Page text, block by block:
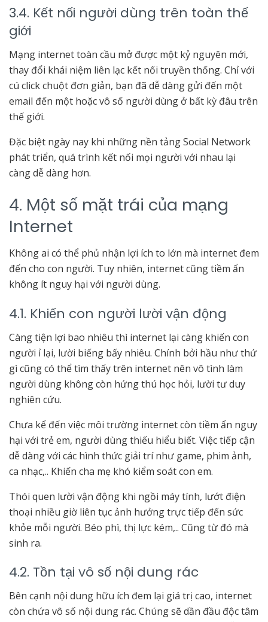
3.4. Kết nối người dùng trên toàn thế
giới
Mạng internet toàn cầu mở được một kỷ nguyên mới,
thay đổi khái niệm liên lạc kết nối truyền thống. Chỉ với
cú click chuột đơn giản, bạn đã dễ dàng gửi đến một
email đến một hoặc vô số người dùng ở bất kỳ đâu trên
thế giới.
Đặc biệt ngày nay khi những nền tảng Social Network
phát triển, quá trình kết nối mọi người với nhau lại
càng dễ dàng hơn.
4. Một số mặt trái của mạng
Internet
Không ai có thể phủ nhận lợi ích to lớn mà internet đem
đến cho con người. Tuy nhiên, internet cũng tiềm ẩn
không ít nguy hại với người dùng.
4.1. Khiến con người lười vận động
Càng tiện lợi bao nhiêu thì internet lại càng khiến con
người ỉ lại, lười biếng bấy nhiêu. Chính bởi hầu như thứ
gì cũng có thể tìm thấy trên internet nên vô tình làm
người dùng không còn hứng thú học hỏi, lười tư duy
nghiên cứu.
Chưa kể đến việc môi trường internet còn tiềm ẩn nguy
hại với trẻ em, người dùng thiếu hiểu biết. Việc tiếp cận
dễ dàng với các hình thức giải trí như game, phim ảnh,
ca nhạc,.. Khiến cha mẹ khó kiểm soát con em.
Thói quen lười vận động khi ngồi máy tính, lướt điện
thoại nhiều giờ liên tục ảnh hưởng trực tiếp đến sức
khỏe mỗi người. Béo phì, thị lực kém,.. Cũng từ đó mà
sinh ra.
4.2. Tồn tại vô số nội dung rác
Bên cạnh nội dung hữu ích đem lại giá trị cao, internet
còn chứa vô số nội dung rác. Chúng sẽ dần đầu độc tâm